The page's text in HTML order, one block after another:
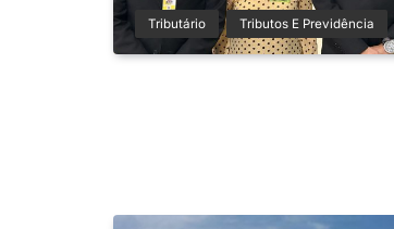
Tributário Tributos E Previdência